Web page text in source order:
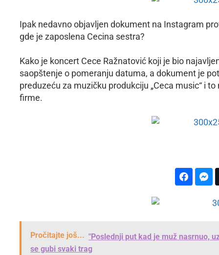
Ipak nedavno objavljen dokument na Instagram
gde je zaposlena Cecina sestra?
Kako je koncert Cece Ražnatović koji je bio
saopštenje o pomeranju datuma, a dokument je
preduzeću za muzičku produkciju „Ceca music“ i
firme.
Pročitajte još... "Poslednji put kad je muž nasrnuo,
se gubi svaki trag